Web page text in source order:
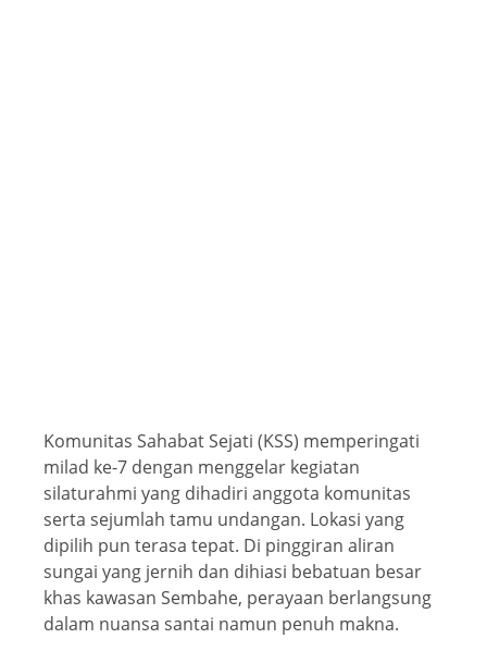
Komunitas Sahabat Sejati (KSS) memperingati
milad ke-7 dengan menggelar kegiatan
silaturahmi yang dihadiri anggota komunitas
serta sejumlah tamu undangan. Lokasi yang
dipilih pun terasa tepat. Di pinggiran aliran
sungai yang jernih dan dihiasi bebatuan besar
khas kawasan Sembahe, perayaan berlangsung
dalam nuansa santai namun penuh makna.